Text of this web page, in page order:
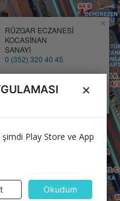
RÜZGAR ECZANESİ
KOCASİNAN
SANAYİ
0 (352) 320 40 45
×
×
şimdi Play Store ve App
Okudum